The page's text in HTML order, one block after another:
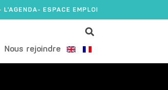
L'AGENDA- ESPACE EMPLOI
Nous rejoindre